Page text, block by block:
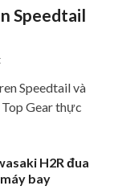
Speedtail
Speedtail và
Gear thực
H2R đua
bay